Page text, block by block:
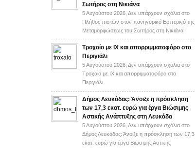
Σωτήρος στη Νικιάνα
5 Αυγούστου 2026, Δεν υπάρχουν σχόλια στο
Πλήθος πιστών στον πανηγυρικό Εσπερινό της
Μεταμορφώσεως του Σωτήρος στη Νικιάνα
Τροχαίο με ΙΧ και απορριμματοφόρο στο
Περιγιάλι
5 Αυγούστου 2026, Δεν υπάρχουν σχόλια στο
Τροχαίο με ΙΧ και απορριμματοφόρο στο
Περιγιάλι
Δήμος Λευκάδας: Άνοιξε η πρόσκληση
των 17,3 εκατ. ευρώ για έργα Βιώσιμης
Αστικής Ανάπτυξης στη Λευκάδα
5 Αυγούστου 2026, Δεν υπάρχουν σχόλια στο
Δήμος Λευκάδας: Άνοιξε η πρόσκληση των 17,3
εκατ. ευρώ για έργα Βιώσιμης Αστικής